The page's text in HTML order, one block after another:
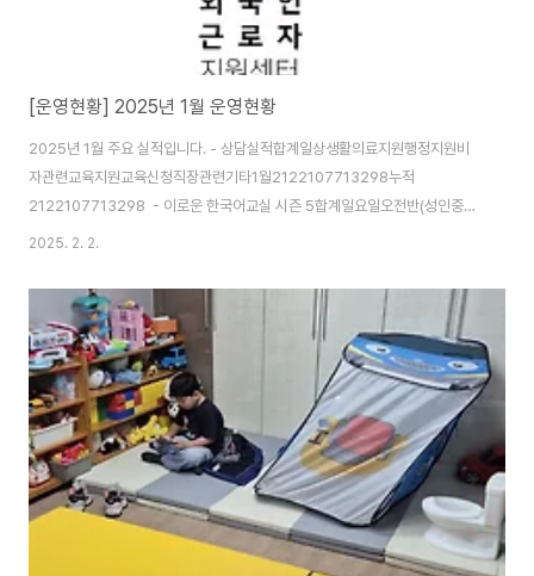
[운영현황] 2025년 1월 운영현황
2025년 1월 주요 실적입니다. - 상담실적합계일상생활의료지원행정지원비
자관련교육지원교육신청직장관련기타1월2122107713298누적
2122107713298 - 이로운 한국어교실 시즌 5합계일요일오전반(성인중급)
일요일입문반(성인입문)화요일저녁반(성인기초)화/수요일오후반(청소년)1월
(일요일 10시 시작, 2025.1.12.개강), 일요일입문반(일요일 10시 시작,
2025.1.12. 개강), 화요일저녁반(화요일 19시 시작, 2025.1.14. 개강) - 01월
04일 2025년 센터 시무식- 01월 05일 한라대학교 외국인인식조사 참여-
01월 12일 이로운 한국어교실 시즌2 개강(일요일오전반, 일요일입문반)- 01
월 12..
2025. 2. 2.